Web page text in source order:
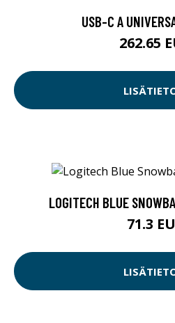
USB-C A
262.65
LOGITECH BLUE
71.3